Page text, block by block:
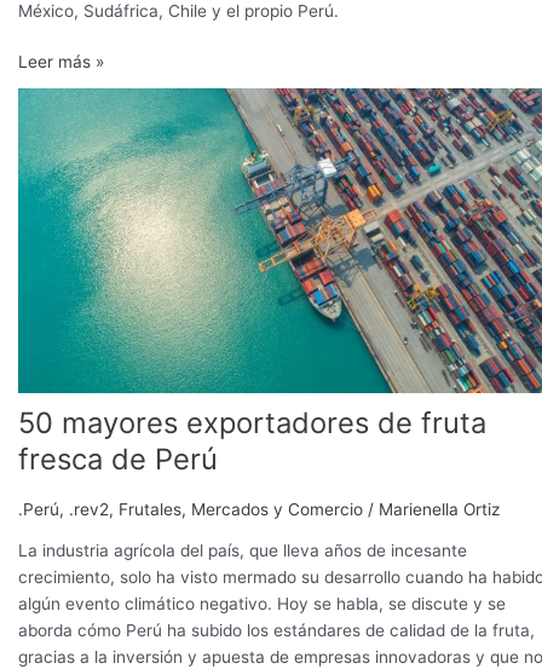
México, Sudáfrica, Chile y el propio Perú.
Leer más »
50 mayores exportadores de fruta
fresca de Perú
.Perú, .rev2, Frutales, Mercados y Comercio / Marienella Ortiz
La industria agrícola del país, que lleva años de incesante
crecimiento, solo ha visto mermado su desarrollo cuando ha
algún evento climático negativo. Hoy se habla, se discute y se
aborda cómo Perú ha subido los estándares de calidad de la fruta,
gracias a la inversión y apuesta de empresas innovadoras y que no
50
mayores
exportadores
de
fruta
fresca